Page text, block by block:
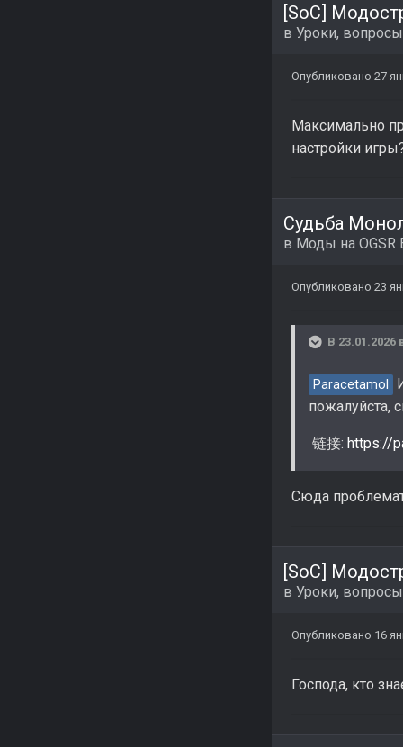
[SoC]
в Уроки,
Опубликовано 27
Максимально
настройки
Судьба
в Моды на OGSR
Опубликовано 23
В 23.01.2026
Paracetamol
пожалуйста,
链接: https://
Сюда
[SoC]
в Уроки,
Опубликовано 16
Господа, кто